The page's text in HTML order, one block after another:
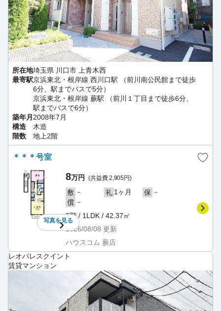
所在地埼玉県 川口市 上青木西
最寄駅京浜東北・根岸線 西川口駅 （前川南公民館まで徒歩
6分、駅までバスで5分）
京浜東北・根岸線 蕨駅 （前川１丁目まで徒歩6分、
駅までバスで6分）
築年月 2008年7月
構造
木造
階数
地上2階
＊＊＊号室
写真を見る
8万円 (共益費 2,905円)
敷 － 礼 1ヶ月 保 －
償 －
2階 / 1LDK / 42.37㎡
2026/08/08 更新
ハウスコム 蕨店
レオパレスクイント
賃貸マンション